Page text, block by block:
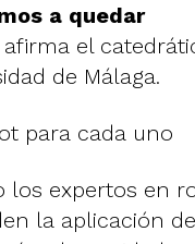
a quedar
afirma el
de Málaga.
para cada uno
los expertos en
la aplicación